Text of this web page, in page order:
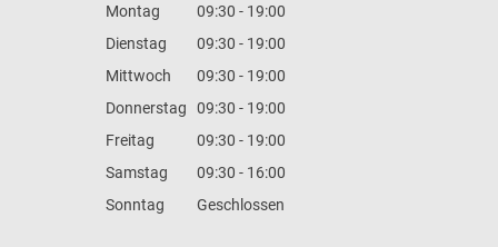
Montag
09:30 - 19:00
Dienstag
09:30 - 19:00
Mittwoch
09:30 - 19:00
Donnerstag
09:30 - 19:00
Freitag
09:30 - 19:00
Samstag
09:30 - 16:00
Sonntag
Geschlossen